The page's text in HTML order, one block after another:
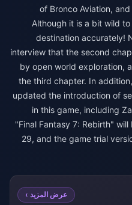
of Bronco Aviation,
Although it is a bit wild
destination accurately!
interview that the second
by open world exploration,
the third chapter. In
updated the introduction of
in this game, including
"Final Fantasy 7: Rebirth"
29, and the game trial
عرض المزيد ›